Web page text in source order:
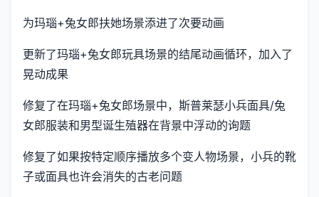
为玛瑙+兔女郎扶她场景添进了次要动画
更新了玛瑙+兔女郎玩具场景的结尾动画循环，加入了
晃动成果
修复了在玛瑙+兔女郎场景中，斯普莱瑟小兵面具/兔
女郎服装和男型诞生殖器在背景中浮动的询题
修复了如果按特定顺序播放多个变人物场景，小兵的靴
子或面具也许会消失的古老问题